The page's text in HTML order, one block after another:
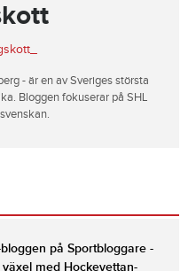
- är en av Sveriges största
Bloggen fokuserar på SHL
på Sportbloggare -
med Hockeyettan-